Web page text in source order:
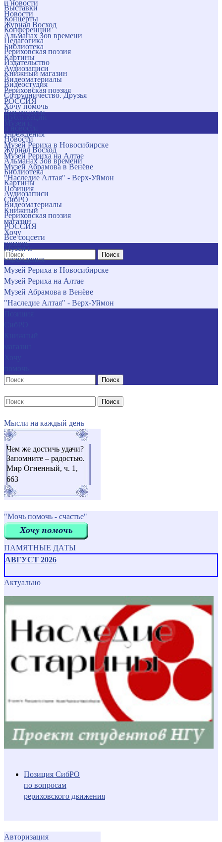
и новости
Новости
Журнал Восход
Альманах Зов времени
Библиотека
Картины
Аудиозаписи
Видеоматериалы
Рериховская поэзия
РОССИЯ
Все соцсети
учреждения
Музей Рериха в Новосибирске
Музей Рериха на Алтае
Музей Абрамова в Венёве
"Наследие Алтая" - Верх-Уймон
Позиция
СибРО
Книжный
магазин
Хочу
помочь
Поиск
Выставки
Концерты
Конференции
Педагогика
Рериховская поэзия
Издательство
Книжный магазин
Видеостудия
Сотрудничество. Друзья
Хочу помочь
Новости
Журнал Восход
Альманах Зов времени
Библиотека
Картины
Аудиозаписи
Видеоматериалы
Рериховская поэзия
РОССИЯ
Все соцсети
Музеи и
учреждения
Музей Рериха в Новосибирске
Музей Рериха на Алтае
Музей Абрамова в Венёве
"Наследие Алтая" - Верх-Уймон
Поиск
Поиск
Мысли на каждый день
Чем же достичь удачи?
Запомните – радостью.
Мир Огненный, ч. 1,
663
"Мочь помочь - счастье"
ПАМЯТНЫЕ ДАТЫ
АВГУСТ 2026
Актуально
Позиция СибРО
по вопросам
рериховского движения
Авторизация